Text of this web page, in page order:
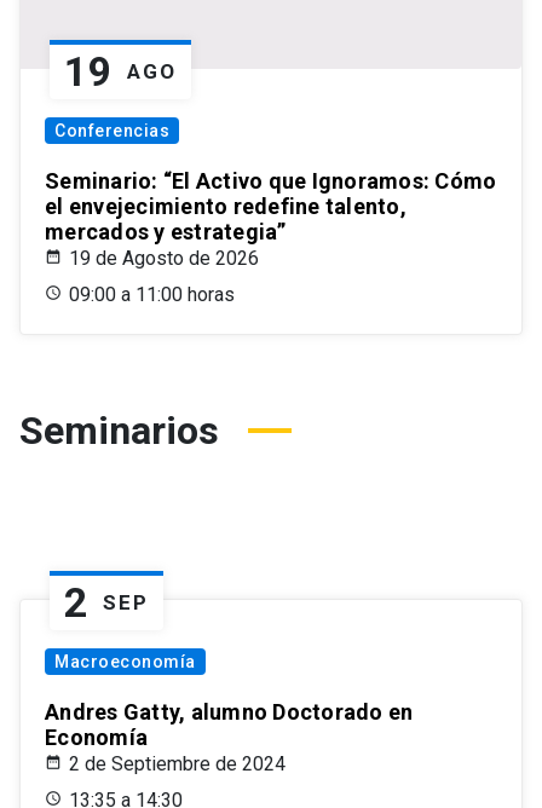
19 AGO
Conferencias
Seminario: “El Activo que Ignoramos: Cómo
el envejecimiento redefine talento,
mercados y estrategia”
19 de Agosto de 2026
09:00 a 11:00 horas
Seminarios
2 SEP
Macroeconomía
Andres Gatty, alumno Doctorado en
Economía
2 de Septiembre de 2024
13:35 a 14:30